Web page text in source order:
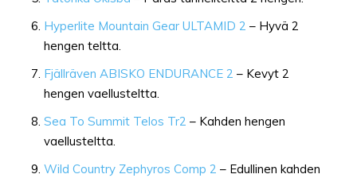
Hyperlite Mountain Gear ULTAMID 2 – Hyvä 2
hengen teltta.
Fjällräven ABISKO ENDURANCE 2 – Kevyt 2
hengen vaellusteltta.
Sea To Summit Telos Tr2 – Kahden hengen
vaellusteltta.
Wild Country Zephyros Comp 2 – Edullinen kahden